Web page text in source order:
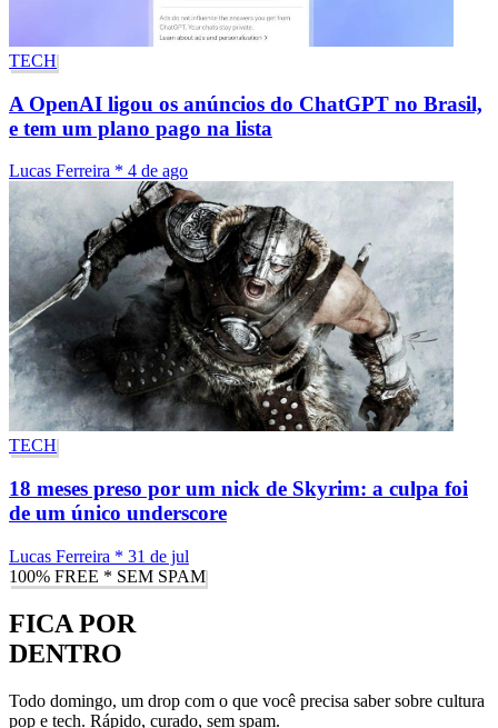
TECH
A OpenAI ligou os anúncios do ChatGPT no Brasil,
e tem um plano pago na lista
Lucas Ferreira * 4 de ago
TECH
18 meses preso por um nick de Skyrim: a culpa foi
de um único underscore
Lucas Ferreira * 31 de jul
100% FREE * SEM SPAM
FICA POR
DENTRO
Todo domingo, um drop com o que você precisa saber sobre cultura
pop e tech. Rápido, curado, sem spam.